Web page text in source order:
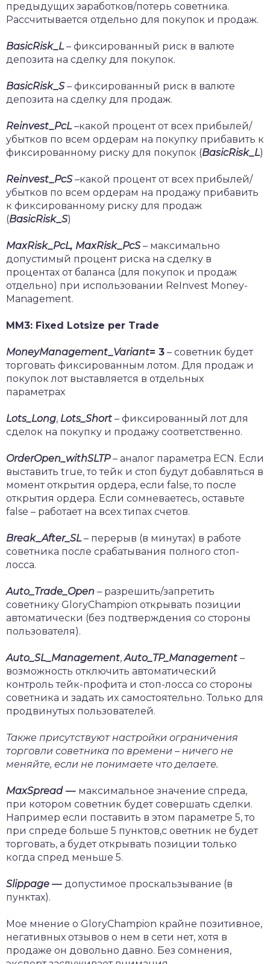
предыдущих заработков/потерь советника.
Рассчитывается отдельно для покупок и продаж.
BasicRisk_L– фиксированный риск в валюте
депозита на сделку для покупок.
BasicRisk_S– фиксированный риск в валюте
депозита на сделку для продаж.
Reinvest_PcL–какой процент от всех прибылей/
убытков по всем ордерам на покупку прибавить к
фиксированному риску для покупок (BasicRisk_L)
Reinvest_PcS–какой процент от всех прибылей/
убытков по всем ордерам на продажу прибавить
к фиксированному риску для продаж
(BasicRisk_S)
MaxRisk_PcL, MaxRisk_PcS– максимально
допустимый процент риска на сделку в
процентах от баланса (для покупок и продаж
отдельно) при использовании ReInvest Money-
Management.
MM3: Fixed Lotsize per Trade
MoneyManagement_Variant= 3 – советник будет
торговать фиксированным лотом. Для продаж и
покупок лот выставляется в отдельных
параметрах
Lots_Long, Lots_Short – фиксированный лот для
сделок на покупку и продажу соответственно.
OrderOpen_withSLTP– аналог параметра ECN. Если
выставить true, то тейк и стоп будут добавляться в
момент открытия ордера, если false, то после
открытия ордера. Если сомневаетесь, оставьте
false – работает на всех типах счетов.
Break_After_SL– перерыв (в минутах) в работе
советника после срабатывания полного стоп-
лосса.
Auto_Trade_Open – разрешить/запретить
советнику GloryChampion открывать позиции
автоматически (без подтверждения со стороны
пользователя).
Auto_SL_Management,Auto_TP_Management –
возможность отключить автоматический
контроль тейк-профита и стоп-лосса со стороны
советника и задать их самостоятельно. Только для
продвинутых пользователей.
Также присутствуют настройки ограничения
торговли советника по времени – ничего не
меняйте, если не понимаете что делаете.
MaxSpread — максимальное значение спреда,
при котором советник будет совершать сделки.
Например если поставить в этом параметре 5, то
при спреде больше 5 пунктов,с оветник не будет
торговать, а будет открывать позиции только
когда спред меньше 5.
Slippage — допустимое проскальзывание (в
пунктах).
Мое мнение о GloryChampion крайне позитивное,
негативных отзывов о нем в сети нет, хотя в
продаже он довольно давно. Без сомнения,